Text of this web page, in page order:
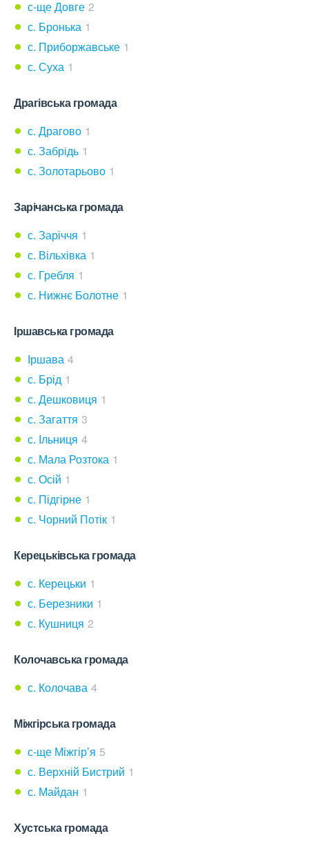
с-ще Довге 2
с. Бронька 1
с. Приборжавське 1
с. Суха 1
Драгівська громада
с. Драгово 1
с. Забрідь 1
с. Золотарьово 1
Зарічанська громада
с. Заріччя 1
с. Вільхівка 1
с. Гребля 1
с. Нижнє Болотне 1
Іршавська громада
Іршава 4
с. Брід 1
с. Дешковиця 1
с. Загаття 3
с. Ільниця 4
с. Мала Розтока 1
с. Осій 1
с. Підгірне 1
с. Чорний Потік 1
Керецьківська громада
с. Керецьки 1
с. Березники 1
с. Кушниця 2
Колочавська громада
с. Колочава 4
Міжгірська громада
с-ще Міжгір’я 5
с. Верхній Бистрий 1
с. Майдан 1
Хустська громада